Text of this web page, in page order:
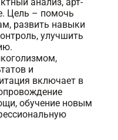
Цель – помочь
развить навыки
улучшить
и
включает в
обучение новым